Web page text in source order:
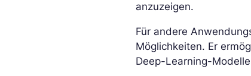
anzuzeigen.
Für andere
Möglichkeiten. Er
Deep-Learning-